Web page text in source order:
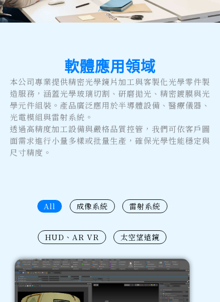
軟體應用領域
本公司專業提供精密光學鏡片加工與客製化光學零件製
造服務，涵蓋光學玻璃切割、研磨拋光、精密鍍膜與光
學元件組裝。產品廣泛應用於半導體設備、醫療儀器、
光電模組與雷射系統。
透過高精度加工設備與嚴格品質控管，我們可依客戶圖
面需求進行小量多樣或批量生產，確保光學性能穩定與
尺寸精度。
All 成像系統 雷射系統
HUD、AR VR 太空望遠鏡